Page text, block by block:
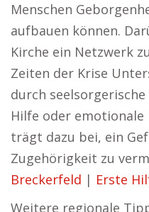
Menschen
aufbauen können.
Kirche ein Netzwerk
Zeiten der Krise
durch
Hilfe oder emotionale
trägt dazu bei, ein
Zugehörigkeit zu
Breckerfeld | Erste
Weitere regionale